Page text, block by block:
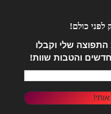
לפני כולם!
שלי וקבלו
והטבות שוות!